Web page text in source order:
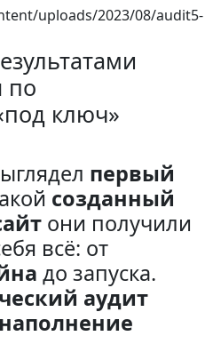
по
ключ»
первый
созданный
они получили
всё: от
до запуска.
аудит
наполнение